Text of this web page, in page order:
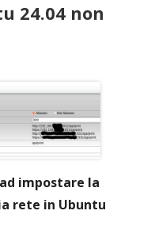
24.04 non
impostare la
rete in Ubuntu